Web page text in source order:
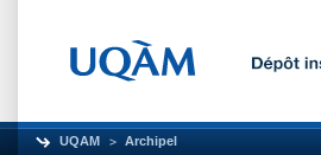
UQAM Archipel